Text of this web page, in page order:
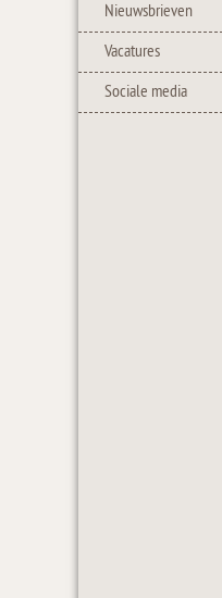
Nieuwsbrieven
Vacatures
Sociale media